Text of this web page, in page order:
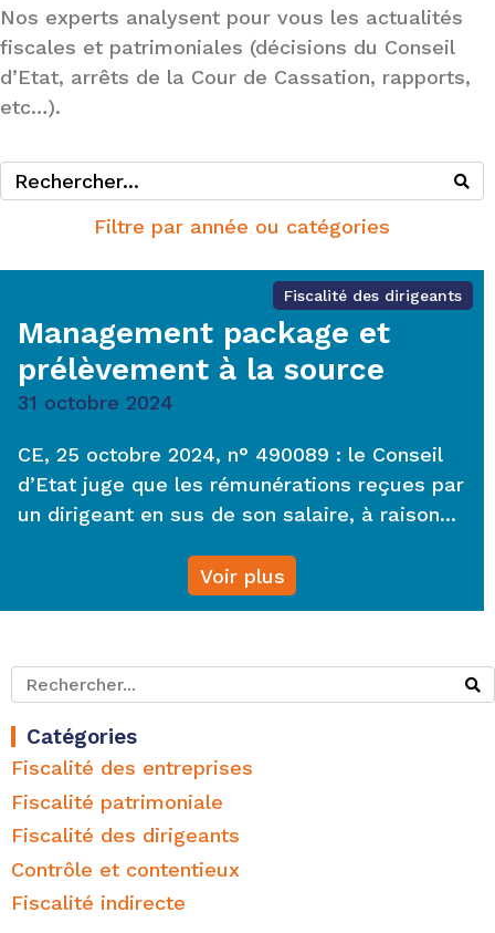
Nos experts analysent pour vous les actualités
fiscales et patrimoniales (décisions du Conseil
d’Etat, arrêts de la Cour de Cassation, rapports,
etc…).
Filtre par année ou catégories
Management package et
prélèvement à la source
31 octobre 2024
Fiscalité des dirigeants
CE, 25 octobre 2024, n° 490089 : le Conseil
d’Etat juge que les rémunérations reçues par
un dirigeant en sus de son salaire, à raison...
Voir plus
Catégories
Fiscalité des entreprises
Fiscalité patrimoniale
Fiscalité des dirigeants
Contrôle et contentieux
Fiscalité indirecte